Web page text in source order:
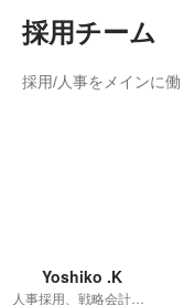
採用チーム
採用/人事をメインに働
Yoshiko .K
人事採用、戦略会計、カスタマーサクセス、